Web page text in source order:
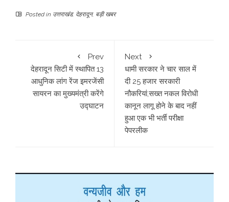
Posted in उत्तराखंड, देहरादून, बड़ी खबर
Prev
देहरादून सिटी में स्थापित 13
आधुनिक लांग रेंज इमरजेंसी
सायरन का मुख्यमंत्री करेंगे
उद्घाटन
Next
धामी सरकार ने चार साल में
दी 25 हजार सरकारी
नौकरियां,सख्त नकल विरोधी
कानून लागू होने के बाद नहीं
हुआ एक भी भर्ती परीक्षा
पेपरलीक